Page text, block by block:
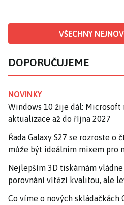
VŠECHNY
DOPORUČUJEME
NOVINKY
Windows 10 žije dál: Microsoft
aktualizace až do října 2027
Řada Galaxy S27 se rozroste
může být ideálním mixem pro
Nejlepším 3D tiskárnám vládne
porovnání vítězí kvalitou, ale
Co víme o nových skládačkách